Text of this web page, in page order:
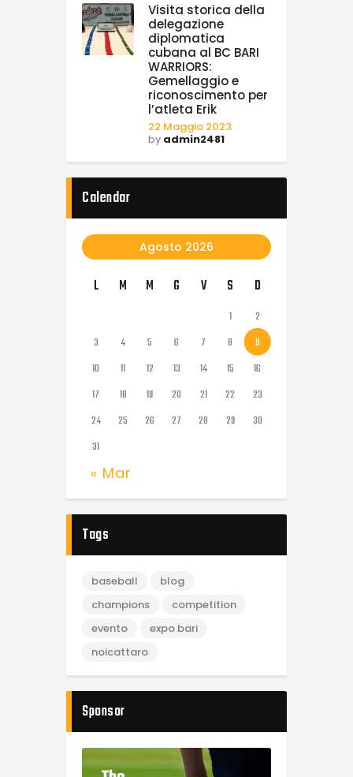
Visita storica della
delegazione
diplomatica
cubana al BC BARI
WARRIORS:
Gemellaggio e
riconoscimento per
l’atleta Erik
22 Maggio 2023
by admin2481
Calendar
Agosto 2026
L M M G V S D
1
2
3
4 5 6 7 8
9
10
11 12 13 14 15
16
17
18 19 20 21 22
23
24
25 26 27 28 29
30
31
« Mar
Tags
baseball
blog
champions
competition
evento
expo bari
noicattaro
Sponsor